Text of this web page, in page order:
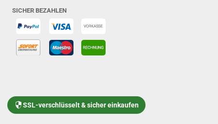
SICHER BEZAHLEN
SSL-verschlüsselt & sicher einkaufen